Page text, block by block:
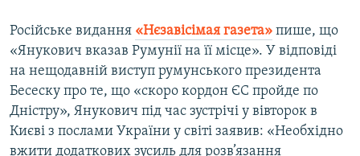
Російське видання «Нєзавісімая газета» пише, що
«Янукович вказав Румунії на її місце». У відповіді
на нещодавній виступ румунського президента
Бесеску про те, що «скоро кордон ЄС пройде по
Дністру», Янукович під час зустрічі у вівторок в
Києві з послами України у світі заявив: «Необхідно
вжити додаткових зусиль для розв’язання